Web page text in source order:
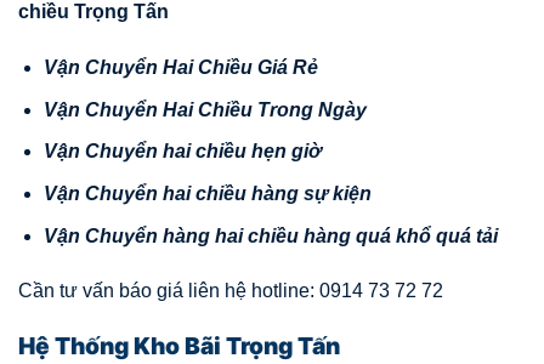
chiều Trọng Tấn
Vận Chuyển Hai Chiều Giá Rẻ
Vận Chuyển Hai Chiều Trong Ngày
Vận Chuyển hai chiều hẹn giờ
Vận Chuyển hai chiều hàng sựkiện
Vận Chuyển hàng hai chiều hàng quá khổquá tải
Cần tư vấn báo giá liên hệ hotline: 0914 73 72 72
Hệ Thống Kho Bãi Trọng Tấn